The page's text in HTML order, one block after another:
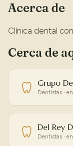
Acerca de
Clínica dental
Cerca de
Grupo
Dentistas ·
Del Rey
Dentistas ·